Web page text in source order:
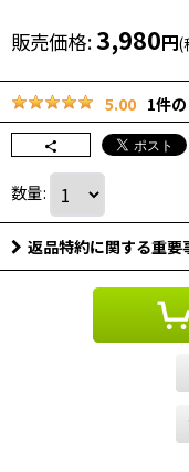
販売価格:3,980円(
5.00 1件
数量:
返品特約に関する重